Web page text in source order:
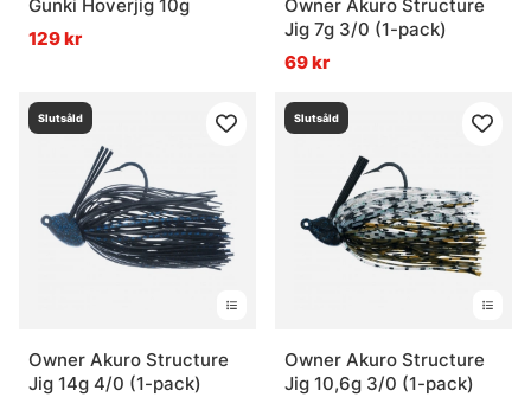
Gunki Hoverjig 10g
129 kr
Owner Akuro Structure
Jig 7g 3/0 (1-pack)
69 kr
Slutsåld
Owner Akuro Structure
Jig 14g 4/0 (1-pack)
Slutsåld
Owner Akuro Structure
Jig 10,6g 3/0 (1-pack)